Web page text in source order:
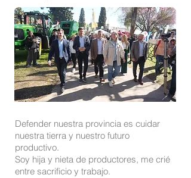
Defender nuestra provincia es cuidar
nuestra tierra y nuestro futuro
productivo.
Soy hija y nieta de productores, me crié
entre sacrificio y trabajo.